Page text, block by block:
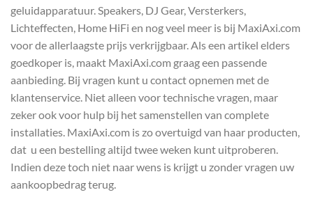
geluidapparatuur. Speakers, DJ Gear, Versterkers,
Lichteffecten, Home HiFi en nog veel meer is bij MaxiAxi.com
voor de allerlaagste prijs verkrijgbaar. Als een artikel elders
goedkoper is, maakt MaxiAxi.com graag een passende
aanbieding. Bij vragen kunt u contact opnemen met de
klantenservice. Niet alleen voor technische vragen, maar
zeker ook voor hulp bij het samenstellen van complete
installaties. MaxiAxi.com is zo overtuigd van haar producten,
dat u een bestelling altijd twee weken kunt uitproberen.
Indien deze toch niet naar wens is krijgt u zonder vragen uw
aankoopbedrag terug.